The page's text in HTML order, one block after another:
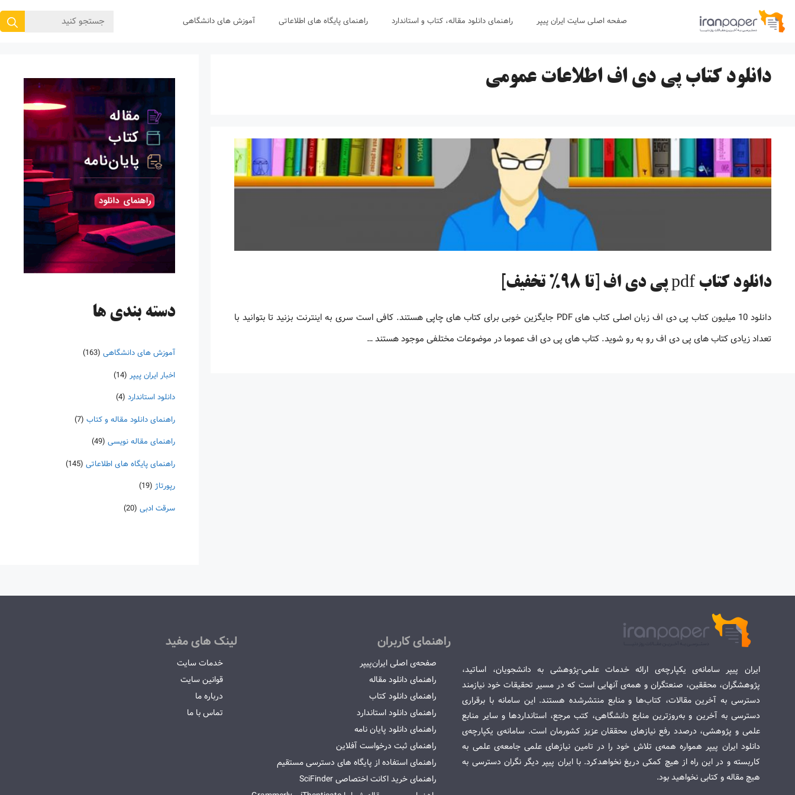
پرش
صفحه اصلی سایت ایران پیپر راهنمای دانلود مقاله، کتاب و استاندارد راهنمای پایگاه های اطلاعاتی آموزش های دانشگاهی
جستجوی
دانلود کتاب پی دی اف اطلاعات عمومی
دانلود کتاب pdf پی دی اف [تا 98% تخفیف]
دانلود 10 میلیون کتاب پی دی اف زبان اصلی کتاب های PDF جایگزین خوبی برای کتاب های چاپی هستند. کافی است سری به اینترنت بزنید تا بتوانید با
تعداد زیادی کتاب های پی دی اف رو به رو شوید. کتاب های پی دی اف عموما در موضوعات مختلفی موجود هستند …
دسته‌ بندی ها
آموزش های دانشگاهی (163)
اخبار ایران پیپر (14)
دانلود استاندارد (4)
راهنمای دانلود مقاله و کتاب (7)
راهنمای مقاله نویسی (49)
راهنمای پایگاه های اطلاعاتی (145)
رپورتاژ (19)
سرقت ادبی (20)
ایران پیپر سامانه‌ی یکپارچه‌ی ارائه خدمات علمی-پژوهشی به دانشجویان، اساتید،
پژوهشگران، محققین، صنعتگران و همه‌ی آنهایی است که در مسیر تحقیقات خود نیازمند
دسترسی به آخرین مقالات، کتاب‌ها و منابع منتشرشده هستند. این سامانه با برقراری
دسترسی به آخرین و به‌روزترین منابع دانشگاهی، کتب مرجع، استانداردها و سایر منابع
علمی و پژوهشی، درصدد رفع نیازهای محققان عزیز کشورمان است. سامانه‌ی یکپارچه‌ی
دانلود ایران پیپر همواره همه‌ی تلاش خود را در تامین نیازهای علمی جامعه‌ی علمی به
کاربسته و در این راه از هیچ کمکی دریغ نخواهدکرد. با ایران پیپر دیگر نگران دسترسی به
هیچ مقاله و کتابی نخواهید بود.
راهنمای کاربران
صفحه‌ی اصلی ایران‌پیپر
راهنمای دانلود مقاله
راهنمای دانلود کتاب
راهنمای دانلود استاندارد
راهنمای دانلود پایان نامه
راهنمای ثبت درخواست آفلاین
راهنمای استفاده از پایگاه های دسترسی مستقیم
راهنمای خرید اکانت اختصاصی SciFinder
لینک های مفید
خدمات سایت
قوانین سایت
درباره ما
تماس با ما